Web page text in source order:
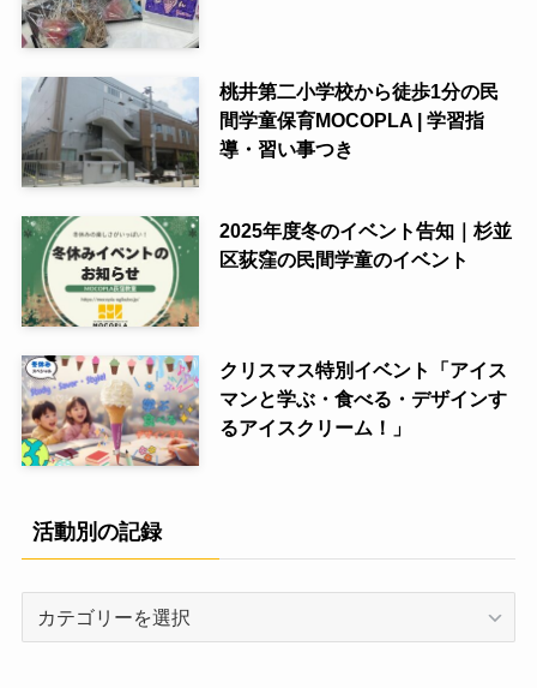
桃井第二小学校から徒歩1分の民
間学童保育MOCOPLA | 学習指
導・習い事つき
2025年度冬のイベント告知｜杉並
区荻窪の民間学童のイベント
クリスマス特別イベント「アイス
マンと学ぶ・食べる・デザインす
るアイスクリーム！」
活動別の記録